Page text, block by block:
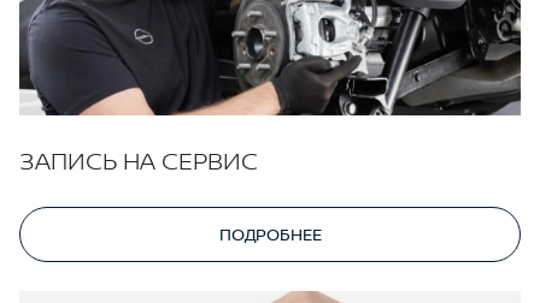
ЗАПИСЬ НА СЕРВИС
ПОДРОБНЕЕ